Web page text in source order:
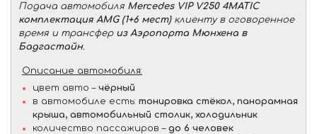
Подача автомобиля Mercedes VIP V250 4MATIC
комплектация AMG (1+6 мест)клиенту в оговоренное
время и трансфер из Аэропорта Мюнхена в
Бадгастайн.
Описание автомобиля:
цвет авто – чёрный
в автомобиле есть: тонировка стёкол, панорамная
крыша, автомобильный столик, холодильник
количество пассажиров – до 6 человек